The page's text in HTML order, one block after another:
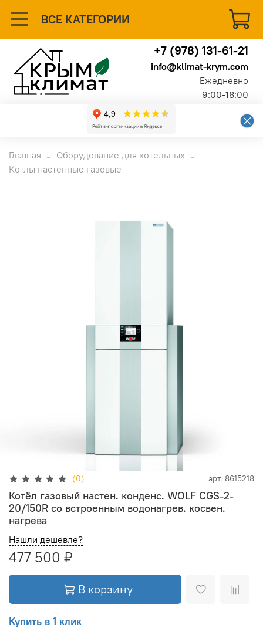
ВСЕ КАТЕГОРИИ
+7 (978) 131-61-21
info@klimat-krym.com
Ежедневно
9:00-18:00
Главная
Оборудование для котельных
Котлы настенные газовые
(0) арт. 8615218
Котёл газовый настен. конденс. WOLF CGS-2-
20/150R со встроенным водонагрев. косвен.
нагрева
Нашли дешевле?
477 500 ₽
В корзину
Купить в 1 клик